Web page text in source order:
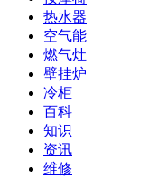
热水器
空气能
燃气灶
壁挂炉
冷柜
百科
知识
资讯
维修